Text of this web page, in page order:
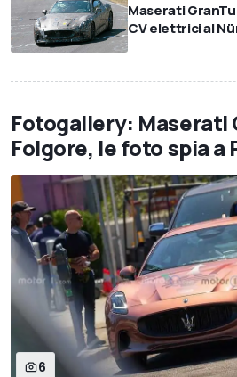
Maserati
CV elettrici al
Fotogallery: Maserati
Folgore, le foto spia a
6